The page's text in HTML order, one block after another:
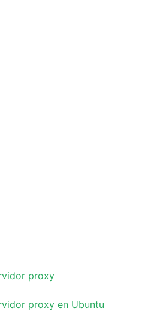
proxy
proxy en Ubuntu